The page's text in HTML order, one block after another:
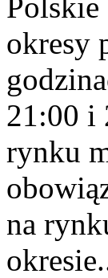
okresy
21:00 i
rynku
na